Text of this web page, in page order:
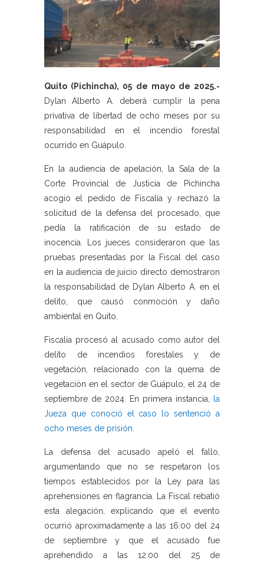
Quito (Pichincha), 05 de mayo de 2025.-
Dylan Alberto A. deberá cumplir la pena
privativa de libertad de ocho meses por su
responsabilidad en el incendio forestal
ocurrido en Guápulo.
En la audiencia de apelación, la Sala de la
Corte Provincial de Justicia de Pichincha
acogió el pedido de Fiscalía y rechazó la
solicitud de la defensa del procesado, que
pedía la ratificación de su estado de
inocencia. Los jueces consideraron que las
pruebas presentadas por la Fiscal del caso
en la audiencia de juicio directo demostraron
la responsabilidad de Dylan Alberto A. en el
delito, que causó conmoción y daño
ambiental en Quito.
Fiscalía procesó al acusado como autor del
delito de incendios forestales y de
vegetación, relacionado con la quema de
vegetación en el sector de Guápulo, el 24 de
septiembre de 2024. En primera instancia, la
Jueza que conoció el caso lo sentenció a
ocho meses de prisión.
La defensa del acusado apeló el fallo,
argumentando que no se respetaron los
tiempos establecidos por la Ley para las
aprehensiones en flagrancia. La Fiscal rebatió
esta alegación, explicando que el evento
ocurrió aproximadamente a las 16:00 del 24
de septiembre y que el acusado fue
aprehendido a las 12:00 del 25 de